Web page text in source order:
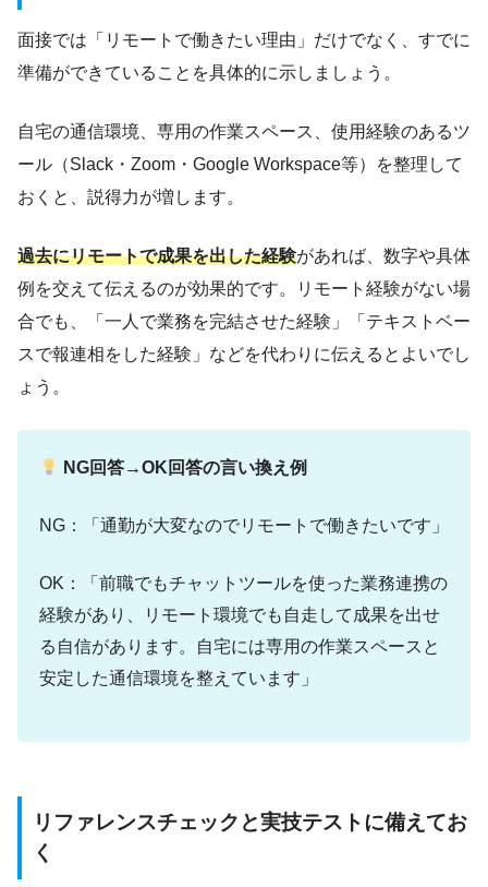
面接では「リモートで働きたい理由」だけでなく、すでに
準備ができていることを具体的に示しましょう。
自宅の通信環境、専用の作業スペース、使用経験のあるツ
ール（Slack・Zoom・Google Workspace等）を整理して
おくと、説得力が増します。
過去にリモートで成果を出した経験があれば、数字や具体
例を交えて伝えるのが効果的です。リモート経験がない場
合でも、「一人で業務を完結させた経験」「テキストベー
スで報連相をした経験」などを代わりに伝えるとよいでし
ょう。
NG回答→OK回答の言い換え例
NG：「通勤が大変なのでリモートで働きたいです」
OK：「前職でもチャットツールを使った業務連携の
経験があり、リモート環境でも自走して成果を出せ
る自信があります。自宅には専用の作業スペースと
安定した通信環境を整えています」
リファレンスチェックと実技テストに備えてお
く